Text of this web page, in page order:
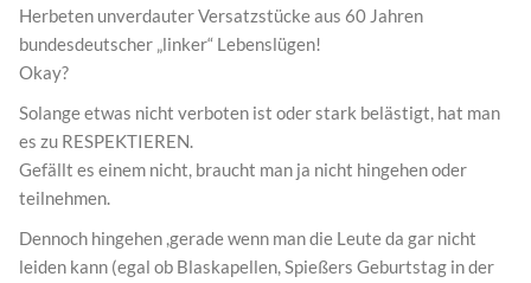
Herbeten unverdauter Versatzstücke aus 60 Jahren
bundesdeutscher „linker“ Lebenslügen!
Okay?
Solange etwas nicht verboten ist oder stark belästigt, hat man
es zu RESPEKTIEREN.
Gefällt es einem nicht, braucht man ja nicht hingehen oder
teilnehmen.
Dennoch hingehen ,gerade wenn man die Leute da gar nicht
leiden kann (egal ob Blaskapellen, Spießers Geburtstag in der